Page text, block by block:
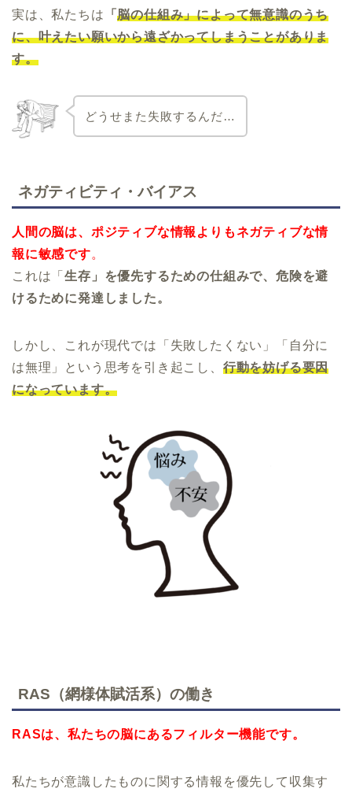
実は、私たちは 「脳の仕組み」によって無意識のうち
に、叶えたい願いから遠ざかってしまうことがありま
す。
どうせまた失敗するんだ…
ネガティビティ・バイアス
人間の脳は、ポジティブな情報よりもネガティブな情
報に敏感です。
これは「生存」を優先するための仕組みで、危険を避
けるために発達しました。
しかし、これが現代では「失敗したくない」「自分に
は無理」という思考を引き起こし、 行動を妨げる要因
になっています。
RAS（網様体賦活系）の働き
RASは、私たちの脳にあるフィルター機能です。
私たちが意識したものに関する情報を優先して収集す